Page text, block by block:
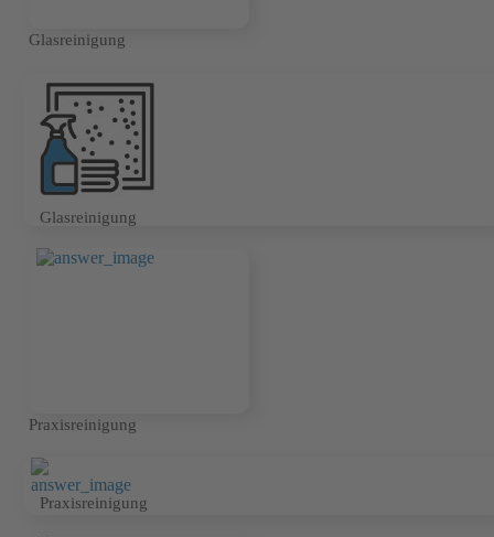
Glasreinigung
Glasreinigung
Praxisreinigung
Praxisreinigung